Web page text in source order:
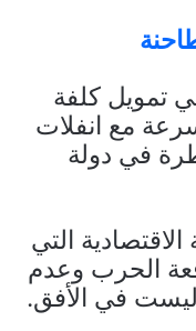
تمويل كلفة
مع انفلات
في دولة
التي
الحرب وعدم
ليست في الأفق.